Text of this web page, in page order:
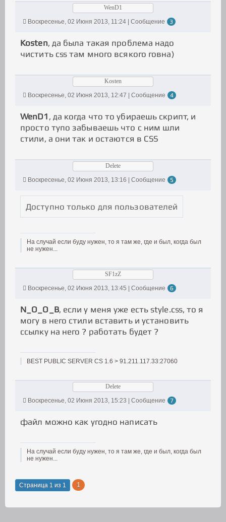
WenD1
Воскресенье, 02 Июня 2013, 11:24 | Сообщение
3
Kosten, да была такая проблема надо
чистить css там много всякого говна)
Kosten
Воскресенье, 02 Июня 2013, 12:47 | Сообщение
4
WenD1 , да когда что то убираешь скрипт, и
просто тупо забываешь что с ним шли
стили, а они так и остаются в CSS
Delete
Воскресенье, 02 Июня 2013, 13:16 | Сообщение
5
Доступно только для пользователей
На случай если буду нужен, то я там же, где и был, когда был
не нужен...
SF1zZ
Воскресенье, 02 Июня 2013, 13:45 | Сообщение
6
N_O_O_B, если у меня уже есть style.css, то я
могу в него стили вставить и установить
ссылку на него ? работать будет ?
BEST PUBLIC SERVER CS 1.6 > 91.211.117.33:27060
Delete
Воскресенье, 02 Июня 2013, 15:23 | Сообщение
7
файл можно как угодно написать
На случай если буду нужен, то я там же, где и был, когда был
не нужен...
Страница 1 из 1 1